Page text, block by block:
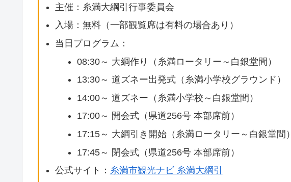
主催：糸満大綱引行事委員会
入場：無料（一部観覧席は有料の場合あり）
当日プログラム：
08:30～ 大綱作り（糸満ロータリー～白銀堂間）
13:30～ 道ズネー出発式（糸満小学校グラウンド）
14:00～ 道ズネー（糸満小学校～白銀堂間）
17:00～ 開会式（県道256号 本部席前）
17:15～ 大綱引き開始（糸満ロータリー～白銀堂間）
17:45～ 閉会式（県道256号 本部席前）
公式サイト： 糸満市観光ナビ 糸満大綱引